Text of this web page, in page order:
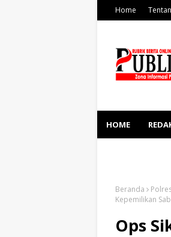
Home
HOME
Beranda
Kepemilikan
Ops